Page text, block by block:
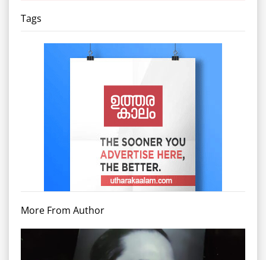
Tags
More From Author